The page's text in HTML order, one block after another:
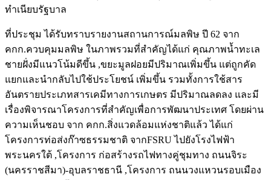
ทำเนียบรัฐบาล
ที่ประชุม ได้รับทราบรายงานสถานการณ์มลพิษ ปี 62 จาก
คกก.ควบคุมมลพิษ ในภาพรวมที่สำคัญได้แก่ คุณภาพน้ำทะเล
ชายฝั่งมีแนวโน้มดีขึ้น ,ขยะมูลฝอยมีปริมาณเพิ่มขึ้น แต่ถูกคัด
แยกและนำกลับไปใช้ประโยชน์ เพิ่มขึ้น รวมทั้งการใช้สาร
อันตรายประเภทสารเคมีทางการเกษตร มีปริมาณลดลง และมี
เรื่องพิจารณาโครงการที่สำคัญเพื่อการพัฒนาประเทศ โดยผ่าน
ความเห็นชอบ จาก คกก.สิ่งแวดล้อมแห่งชาติแล้ว ได้แก่
โครงการท่อส่งก๊าซธรรมชาติ จากFSRU ไปยังโรงไฟฟ้า
พระนครใต้ ,โครงการ ก่อสร้างรถไฟทางคู่ชุมทาง ถนนจิระ
(นครราชสีมา)-อุบลราชธานี ,โครงการ ถนนวงแหวนรอบเมือง